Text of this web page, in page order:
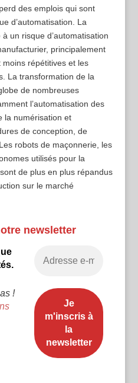
des emplois qui sont
d’automatisation. La
un risque d’automatisation
principalement
répétitives et les
La transformation de la
de nombreuses
l’automatisation des
la numérisation et
de conception, de
robots de maçonnerie, les
utilisés pour la
de plus en plus répandus
sur le marché
newsletter
!